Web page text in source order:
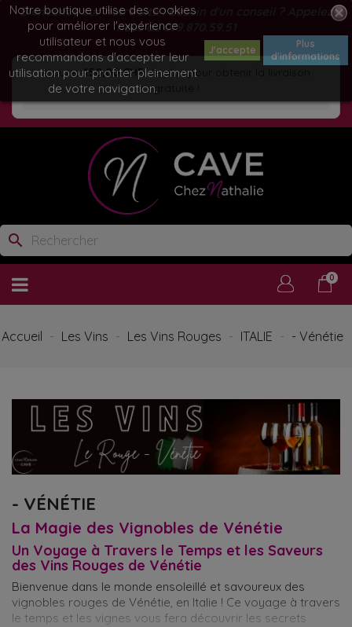
Bienvenue sur notre site ! Besoin d'un conseil ? Appelez
nous au 079.870.59.51
Ajoutez150,00 CHFde plus pour obtenir la livraison
gratuite !
search
Notre boutique utilise des cookies
pour améliorer l'expérience
utilisateur et nous vous
recommandons d'accepter leur
utilisation pour profiter pleinement
de votre navigation.
J'accepte
Plus
d'informations
0
Accueil Les Vins Les Vins Rouges ITALIE - Vénétie
- VÉNÉTIE
La Magie des Vignobles de Vénétie
Un Voyage à Travers le Temps et les Saveurs
des Vins Rouges de Vénétie
Bienvenue dans le monde ensoleillé et savoureux des
vignobles rouges de Vénétie, en Italie ! Ce voyage à travers
le temps et les vignes vous fera découvrir les secrets